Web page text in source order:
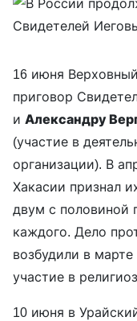
16 июня
приговор
и Александру
(участие в
организации). В
Хакасии признал
двум с половиной
каждого. Дело
возбудили в
участие в
10 июня в